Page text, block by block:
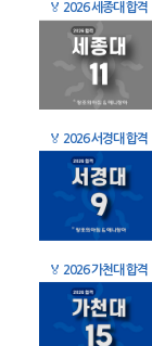
🏅 2026 세종대 합격
🏅 2026 서경대 합격
🏅 2026 가천대 합격